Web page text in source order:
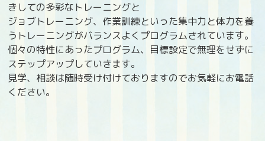
きしての多彩なトレーニングと
ジョブトレーニング、作業訓練といった集中力と体力を養
うトレーニングがバランスよくプログラムされています。
個々の特性にあったプログラム、目標設定で無理をせずに
ステップアップしていきます。
見学、相談は随時受け付けておりますのでお気軽にお電話
ください。